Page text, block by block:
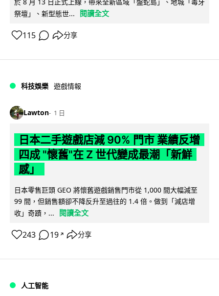
祭壇」、新型態世...
閱讀全文
115 分享
科技娛樂 遊戲情報
Lawton 1 日
日本二手遊戲店減 90% 門市 業績反增
四成 "懷舊"在 Z 世代變成最潮「新鮮
感」
日本零售巨頭 GEO 將懷舊遊戲銷售門市從 1,000 間大幅減至
99 間，但銷售額卻不降反升至過往的 1.4 倍。做到「減店增
收」奇蹟，...
閱讀全文
243 19 ↗ 分享
人工智能